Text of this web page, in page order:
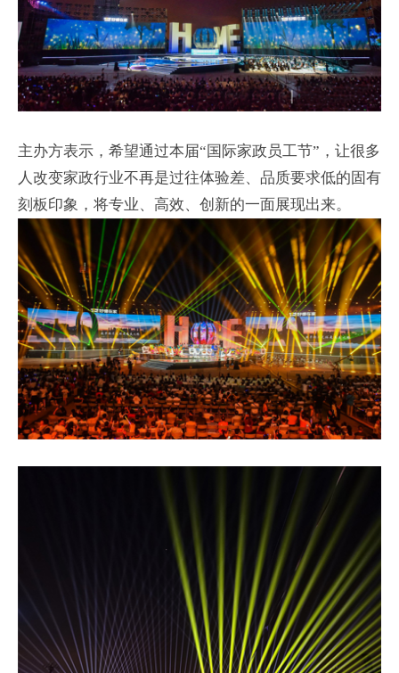
主办方表示，希望通过本届“国际家政员工节”，让很多
人改变家政行业不再是过往体验差、品质要求低的固有
刻板印象，将专业、高效、创新的一面展现出来。